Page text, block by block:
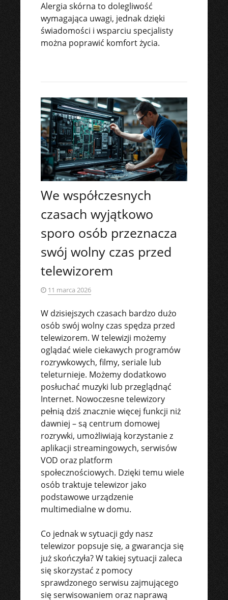
Alergia skórna to dolegliwość
wymagająca uwagi, jednak dzięki
świadomości i wsparciu specjalisty
można poprawić komfort życia.
We współczesnych
czasach wyjątkowo
sporo osób przeznacza
swój wolny czas przed
telewizorem
11 marca 2026
W dzisiejszych czasach bardzo dużo
osób swój wolny czas spędza przed
telewizorem. W telewizji możemy
oglądać wiele ciekawych programów
rozrywkowych, filmy, seriale lub
teleturnieje. Możemy dodatkowo
posłuchać muzyki lub przeglądnąć
Internet. Nowoczesne telewizory
pełnią dziś znacznie więcej funkcji niż
dawniej – są centrum domowej
rozrywki, umożliwiają korzystanie z
aplikacji streamingowych, serwisów
VOD oraz platform
społecznościowych. Dzięki temu wiele
osób traktuje telewizor jako
podstawowe urządzenie
multimedialne w domu.
Co jednak w sytuacji gdy nasz
telewizor popsuje się, a gwarancja się
już skończyła? W takiej sytuacji zaleca
się skorzystać z pomocy
sprawdzonego serwisu zajmującego
się serwisowaniem oraz naprawą